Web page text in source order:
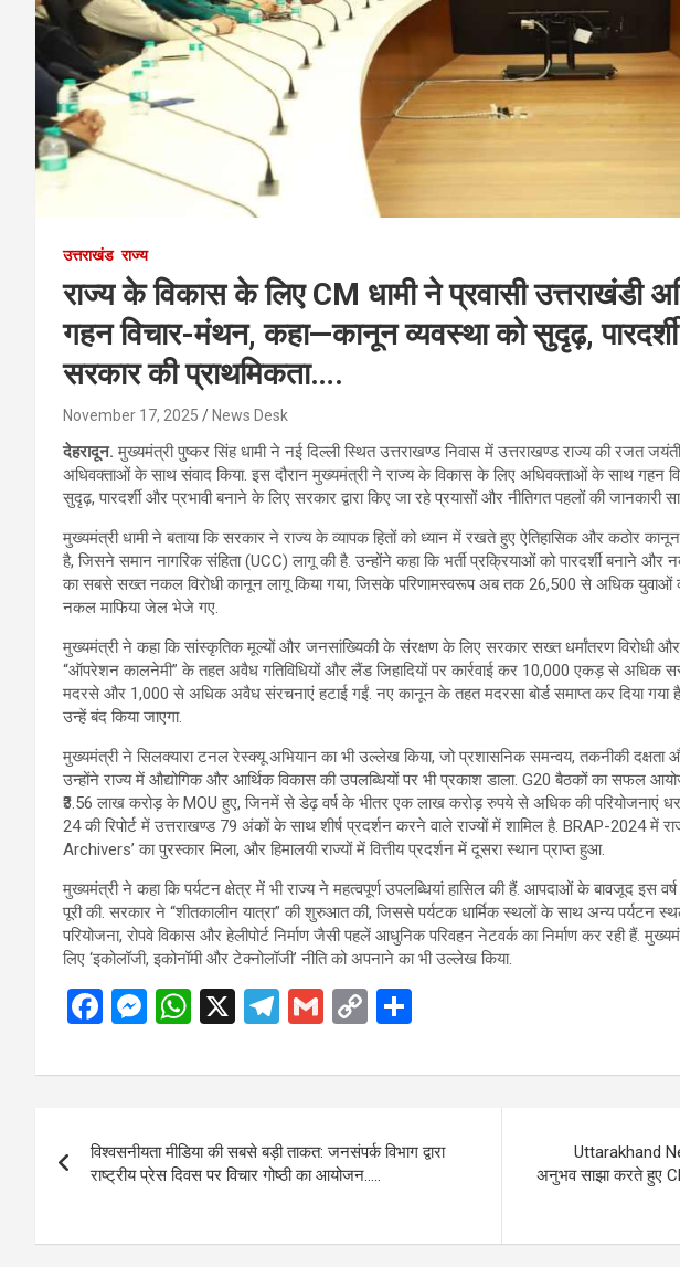
उत्तराखंड राज्य
राज्य के विकास के लिए CM धामी ने प्रवासी उत्तराखंडी
गहन विचार-मंथन, कहा—कानून व्यवस्था को सुदृढ़,
सरकार की प्राथमिकता….
November 17, 2025 News Desk
देहरादून.मुख्यमंत्री पुष्कर सिंह धामी ने नई दिल्ली स्थित उत्तराखण्ड निवास में उत्तराखण्ड राज्य की रजत
अधिवक्ताओं के साथ संवाद किया. इस दौरान मुख्यमंत्री ने राज्य के विकास के लिए अधिवक्ताओं के साथ गहन
सुदृढ़, पारदर्शी और प्रभावी बनाने के लिए सरकार द्वारा किए जा रहे प्रयासों और नीतिगत पहलों की जानकारी
मुख्यमंत्री धामी ने बताया कि सरकार ने राज्य के व्यापक हितों को ध्यान में रखते हुए ऐतिहासिक और कठोर
है, जिसने समान नागरिक संहिता (UCC) लागू की है. उन्होंने कहा कि भर्ती प्रक्रियाओं को पारदर्शी बनाने
का सबसे सख्त नकल विरोधी कानून लागू किया गया, जिसके परिणामस्वरूप अब तक 26,500 से अधिक युवाओं
नकल माफिया जेल भेजे गए.
मुख्यमंत्री ने कहा कि सांस्कृतिक मूल्यों और जनसांख्यिकी के संरक्षण के लिए सरकार सख्त धर्मांतरण विरोधी
“ऑपरेशन कालनेमी” के तहत अवैध गतिविधियों और लैंड जिहादियों पर कार्रवाई कर 10,000 एकड़ से अधिक
मदरसे और 1,000 से अधिक अवैध संरचनाएं हटाई गईं. नए कानून के तहत मदरसा बोर्ड समाप्त कर दिया गया
उन्हें बंद किया जाएगा.
मुख्यमंत्री ने सिलक्यारा टनल रेस्क्यू अभियान का भी उल्लेख किया, जो प्रशासनिक समन्वय, तकनीकी दक्षता
उन्होंने राज्य में औद्योगिक और आर्थिक विकास की उपलब्धियों पर भी प्रकाश डाला. G20 बैठकों का सफल
₹3.56 लाख करोड़ के MOU हुए, जिनमें से डेढ़ वर्ष के भीतर एक लाख करोड़ रुपये से अधिक की परियोजनाएं
24 की रिपोर्ट में उत्तराखण्ड 79 अंकों के साथ शीर्ष प्रदर्शन करने वाले राज्यों में शामिल है. BRAP-2024 में
Archivers’ का पुरस्कार मिला, और हिमालयी राज्यों में वित्तीय प्रदर्शन में दूसरा स्थान प्राप्त हुआ.
मुख्यमंत्री ने कहा कि पर्यटन क्षेत्र में भी राज्य ने महत्वपूर्ण उपलब्धियां हासिल की हैं. आपदाओं के बावजूद इस
पूरी की. सरकार ने “शीतकालीन यात्रा” की शुरुआत की, जिससे पर्यटक धार्मिक स्थलों के साथ अन्य पर्यटन
परियोजना, रोपवे विकास और हेलीपोर्ट निर्माण जैसी पहलें आधुनिक परिवहन नेटवर्क का निर्माण कर रही हैं.
लिए ‘इकोलॉजी, इकोनॉमी और टेक्नोलॉजी’ नीति को अपनाने का भी उल्लेख किया.
F
ce
o
o
M
se
g
er
W
at
A
p
X
T
e
a
m
G
ail
C
py
n
k
ar
navigation
विश्वसनीयता मीडिया की सबसे बड़ी ताकत: जनसंपर्क विभाग द्वारा
राष्ट्रीय प्रेस दिवस पर विचार गोष्ठी का आयोजन…..
Uttarakhand
अनुभव साझा करते हुए